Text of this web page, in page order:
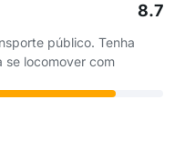
8.7
público. Tenha
se locomover com